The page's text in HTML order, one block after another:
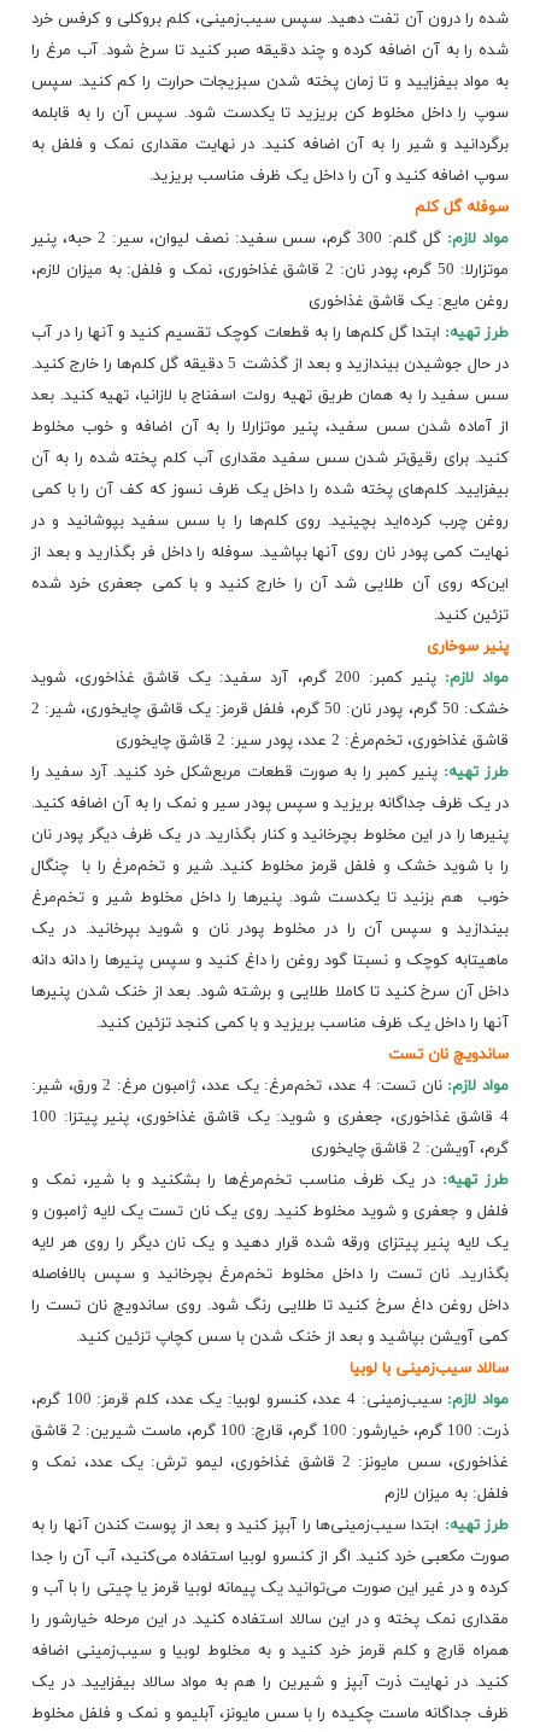
شده را درون آن تفت دهید. سپس سیب‌زمینی، کلم بروکلی و کرفس خرد
شده را به آن اضافه کرده و چند دقیقه صبر کنید تا سرخ شود. آب مرغ را
به مواد بیفزایید و تا زمان پخته شدن سبزیجات حرارت را کم کنید. سپس
سوپ را داخل مخلوط کن بریزید تا یکدست شود. سپس آن را به قابلمه
برگردانید و شیر را به آن اضافه کنید. در نهایت مقداری نمک و فلفل به
سوپ اضافه کنید و آن را داخل یک ظرف مناسب بریزید.
سوفله ​گل کلم
مواد لازم:
گل گلم: 300 گرم، سس سفید: نصف لیوان، سیر: 2 حبه، پنیر
موتزارلا: 50 گرم، پودر نان: 2 قاشق غذاخوری، نمک و فلفل: به میزان لازم،
روغن مایع: یک قاشق غذاخوری
طرز تهیه: ابتدا گل کلم‌ها را به قطعات کوچک تقسیم کنید و آنها را در آب
در حال جوشیدن بیندازید و بعد از گذشت 5 دقیقه گل کلم‌ها را خارج کنید.
سس سفید را به همان طریق تهیه رولت اسفناج با لازانیا، تهیه کنید. بعد
از آماده شدن سس سفید، پنیر موتزارلا را به آن اضافه و خوب مخلوط
کنید. برای رقیق‌تر شدن سس سفید مقداری آب کلم پخته شده را به آن
بیفزایید. کلم‌های پخته شده را داخل یک ظرف نسوزکه کف آن را با کمی
روغن چرب کرده‌اید بچینید. روی کلم‌ها را با سس سفید بپوشانید و در
نهایت کمی پودر نان​​ روی آنها بپاشید. سوفله را داخل فر بگذارید و بعد از
این‌که روی آن طلایی شد آن را خارج کنید و با کمی جعفری خرد شده
تزئین کنید.
پنیر سوخاری
مواد لازم:
پنیر کمبر: 200 گرم، آرد سفید: یک قاشق غذاخوری، شوید
خشک: 50 گرم، پودر نان: 50 گرم، فلفل قرمز: یک قاشق چایخوری، شیر: 2
قاشق غذاخوری، تخم‌مرغ: 2 عدد، پودر سیر: 2 قاشق چایخوری
طرز تهیه: پنیر کمبر را به صورت قطعات مربع‌شکل خرد کنید. آرد سفید را
در یک ظرف جداگانه بریزید و سپس پودر سیر و نمک را به آن اضافه کنید.
پنیر‌ها را در این مخلوط بچرخانید و کنار بگذارید. در یک ظرف دیگر پودر نان
را با شوید خشک و فلفل قرمز مخلوط کنید. شیر و تخم‌مرغ را با ​ چنگال
خوب ​ هم بزنید تا یکدست شود. پنیر‌ها را داخل مخلوط شیر و تخم‌مرغ
بیندازید و سپس آن​ را در مخلوط پودر نان و شوید بپرخانید. در یک
ماهیتابه کوچک و نسبتا گود روغن را داغ کنید و سپس پنیرها را دانه دانه
داخل آن سرخ کنید تا کاملا طلایی و برشته شو​د. بعد از خنک شدن پنیر‌ها
آنها را داخل یک ظرف مناسب بریزید و با کمی کنجد تزئین کنید.
ساندویچ نان تست
مواد لازم:
نان تست: 4 عدد، تخم‌مرغ: یک عدد، ژامبون مرغ: 2 ورق، شیر:
4 قاشق غذاخوری، جعفری و شوید: یک قاشق غذاخوری، پنیر پیتزا: 100
گرم، آویشن: 2 قاشق چایخوری
طرز تهیه: در یک ظرف مناسب تخم‌مرغ‌ها را بشکنید و با شیر، نمک و
فلفل و جعفری و شوید مخلوط کنید. روی یک نان تست یک لایه ژامبون و
یک لایه پنیر پیتزای ورقه شده قرار دهید و یک نان دیگر را روی هر لایه
بگذارید. نان تست را داخل مخلوط تخم‌مرغ بچرخانید و سپس بالافاصله
داخل روغن داغ سرخ کنید تا طلایی رنگ شود. روی ساندویچ نان تست را
کمی آویشن بپاشید و بعد از خنک شدن با سس کچاپ تزئین کنید.
سالاد سیب‌زمینی با لوبیا
مواد لازم:
سیب‌زمینی: 4 عدد، کنسرو لوبیا: یک عدد، کلم قرمز: 100 گرم،
ذرت: 100 گرم، خیارشور: 100 گرم، قارچ: 100 گرم، ماست شیرین: 2 قاشق
غذاخوری، سس مایونز: 2 قاشق غذاخوری، لیمو ترش: یک عدد، نمک و
فلفل: به میزان لازم
طرز تهیه: ابتدا سیب‌زمینی‌ها را آبپز کنید و بعد از پوست کندن آنها را به
صورت مکعبی خرد کنید. اگر از کنسرو لوبیا استفاده می‌کنید، آب آن را جدا
کرده و در غیر این صورت می‌توانید یک پیمانه لوبیا قرمز یا چیتی را با آب و
مقداری نمک پخته و در این سالاد استفاده کنید. در این مرحله خیارشور را
همراه قارچ و کلم قرمز خرد کنید و به مخلوط لوبیا و سیب‌زمینی اضافه
کنید. در نهایت ذرت آبپز و شیرین را هم به مواد سالاد بیفزایید. در یک
ظرف جداگانه ماست چکیده را با سس مایونز، آبلیمو و نمک و فلفل مخلوط